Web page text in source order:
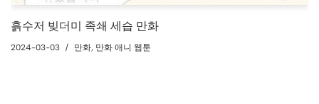
흙수저 빚더미 족쇄 세습 만화
2024-03-03 만화, 만화 애니 웹툰